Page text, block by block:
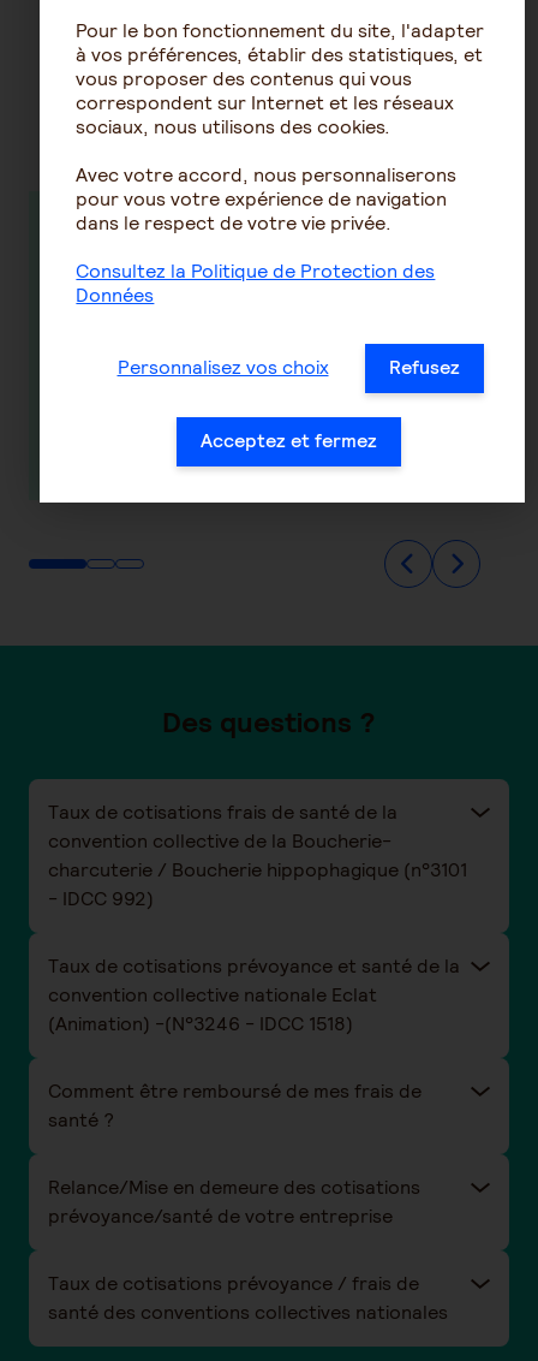
Découvrez nos conseils sur la
même thématique
faut savoir
pour choisir
santé
adaptée à son
d’entreprise
comment ça
fonctionne ?
En savoir plus
Des questions ?
Taux de cotisations frais de santé de la
convention collective de la Boucherie-
charcuterie / Boucherie hippophagique (n°3101
- IDCC 992)
Taux de cotisations prévoyance et santé de la
convention collective nationale Eclat
(Animation) -(N°3246 - IDCC 1518)
Comment être remboursé de mes frais de
santé ?
Relance/Mise en demeure des cotisations
prévoyance/santé de votre entreprise
Taux de cotisations prévoyance / frais de
santé des conventions collectives nationales
Pour le bon fonctionnement du site, l'adapter
à vos préférences, établir des statistiques, et
vous proposer des contenus qui vous
correspondent sur Internet et les réseaux
sociaux, nous utilisons des cookies.
Avec votre accord, nous personnaliserons
pour vous votre expérience de navigation
dans le respect de votre vie privée.
Consultez la Politique de Protection des
Données
Personnalisez vos choix Refusez
Acceptez et fermez